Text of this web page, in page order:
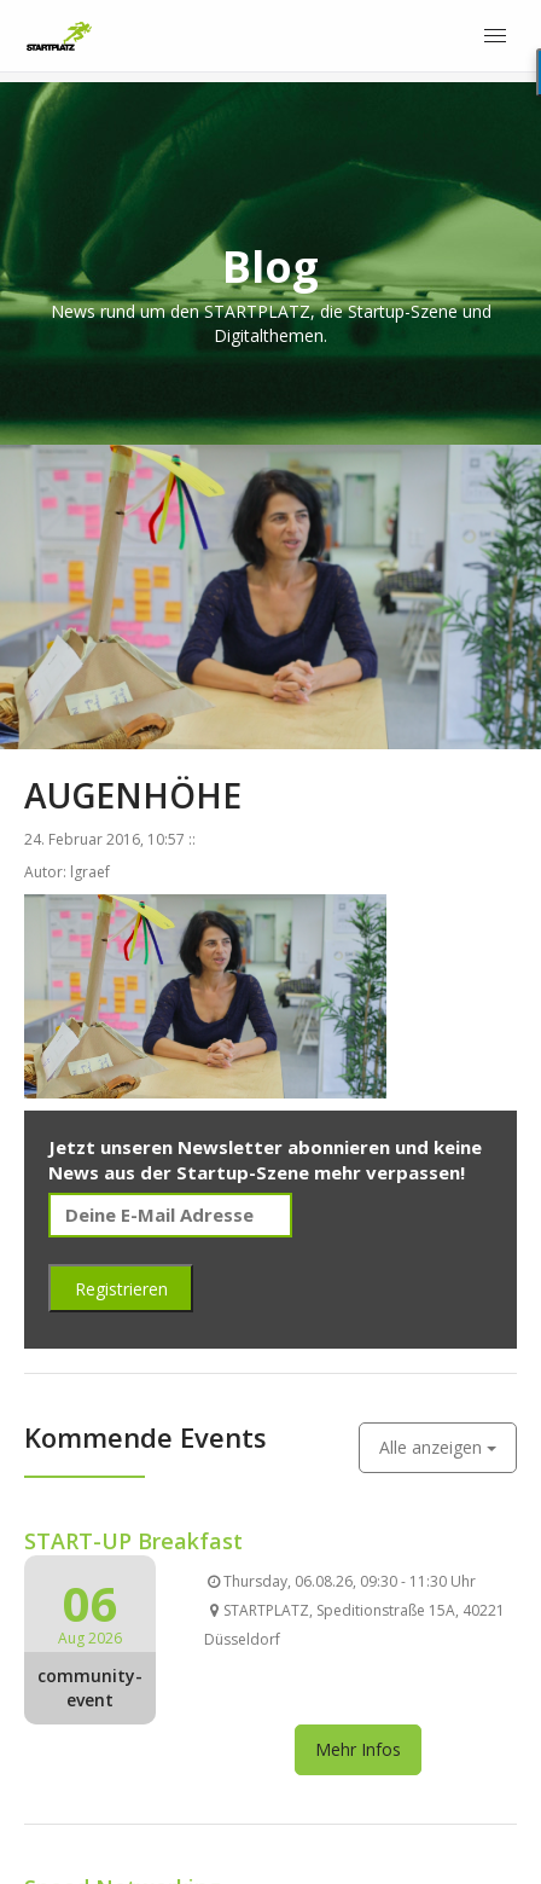
Blog
News rund um den STARTPLATZ, die Startup-Szene und
Digitalthemen.
AUGENHÖHE
24. Februar 2016, 10:57 ::
Autor: lgraef
Jetzt unseren Newsletter abonnieren und keine
News aus der Startup-Szene mehr verpassen!
Kommende Events Alle anzeigen
START-UP Breakfast
06
Aug 2026
community-
event
Thursday, 06.08.26, 09:30 - 11:30 Uhr
STARTPLATZ, Speditionstraße 15A, 40221
Düsseldorf
Mehr Infos